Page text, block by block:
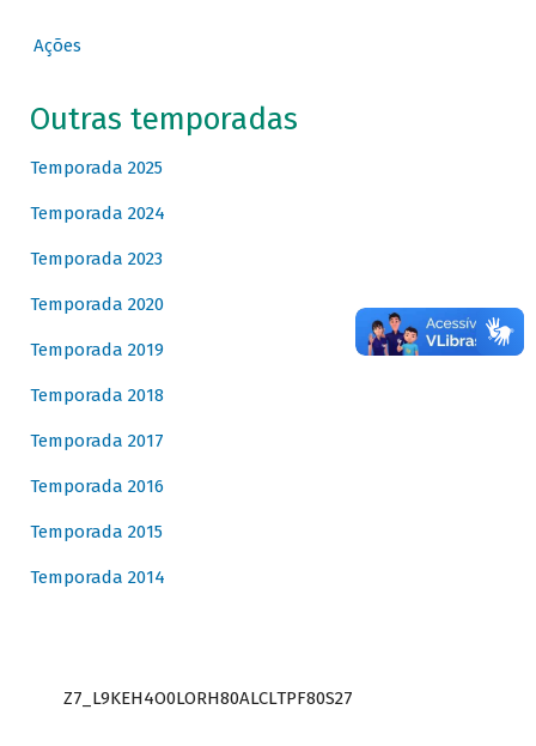
Ações
Outras temporadas
Temporada 2025
Temporada 2024
Temporada 2023
Temporada 2020
Temporada 2019
Temporada 2018
Temporada 2017
Temporada 2016
Temporada 2015
Temporada 2014
Z7_L9KEH4O0LORH80ALCLTPF80S27